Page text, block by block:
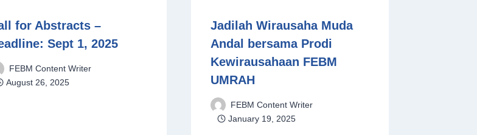
for Abstracts –
Sept 1, 2025
FEBM Content Writer
August 26, 2025
Jadilah Wirausaha Muda
Andal bersama Prodi
Kewirausahaan FEBM
UMRAH
FEBM Content Writer
January 19, 2025